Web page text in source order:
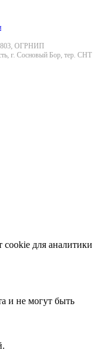
ОГРНИП
г. Сосновый Бор, тер. СНТ
cookie для аналитики
и не могут быть